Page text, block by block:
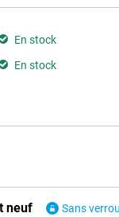
En stock
En stock
neuf
Sans